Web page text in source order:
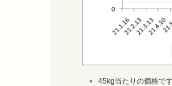
45kg当たりの価格で